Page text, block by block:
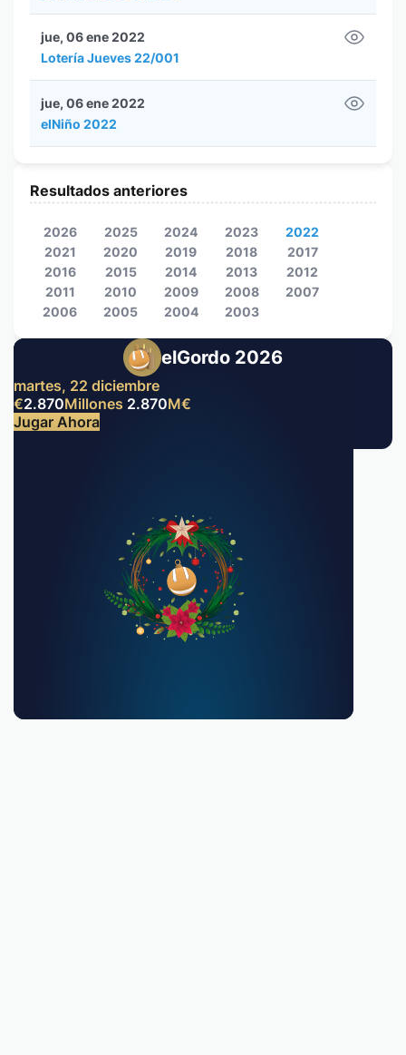
Lotería Jueves 22/001
jue, 06 ene 2022
elNiño 2022
jue, 06 ene 2022
elGordo 2026
martes, 22 diciembre
€2.870Millones 2.870M€
Jugar Ahora
Resultados anteriores
2026 2025 2024 2023
2022
2021
2020 2019 2018
2017
2016
2015 2014 2013
2012
2011
2010 2009 2008
2007
2006
2005 2004 2003